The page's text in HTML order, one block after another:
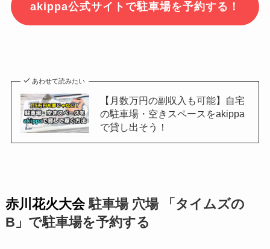
akippa公式サイトで駐車場を予約する！
あわせて読みたい
【月数万円の副収入も可能】自宅
の駐車場・空きスペースをakippa
で貸し出そう！
赤川花火大会駐車場 穴場 「タイムズの
B」で駐車場を予約する